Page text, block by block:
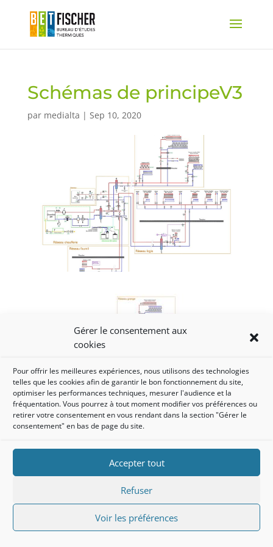
Gérer le consentement aux
cookies
Pour offrir les meilleures expériences, nous utilisons des technologies
telles que les cookies afin de garantir le bon fonctionnement du site,
optimiser les performances techniques, mesurer l'audience et la
fréquentation. Vous pourrez à tout moment modifier vos préférences ou
retirer votre consentement en vous rendant dans la section "Gérer le
consentement" en bas de page du site.
Accepter tout
Refuser
Voir les préférences
Schémas de principeV3
par medialta | Sep 10, 2020
Politique de confidentialité